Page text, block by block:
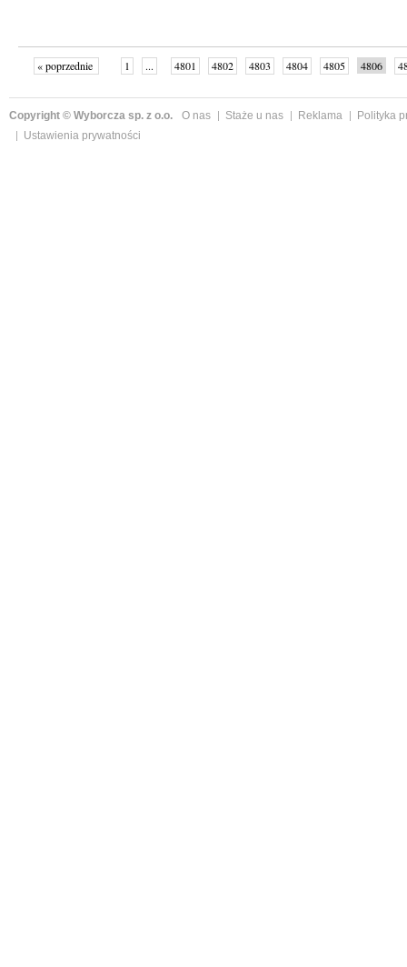
« poprzednie 1 ... 4801 4802 4803 4804 4805 4806
Copyright © Wyborcza sp. z o.o. O nas Staże u nas Reklama
Polityka
Ustawienia prywatności